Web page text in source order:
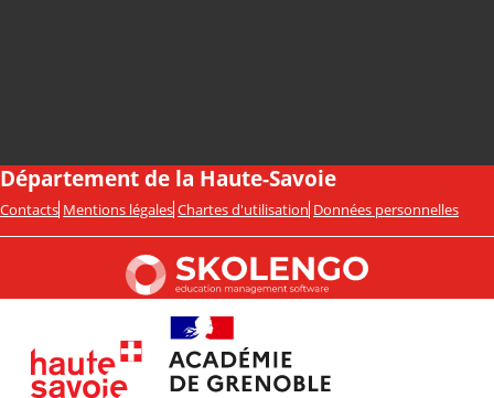
Département de la Haute-Savoie
Contacts Mentions légales Chartes d'utilisation Données personnelles